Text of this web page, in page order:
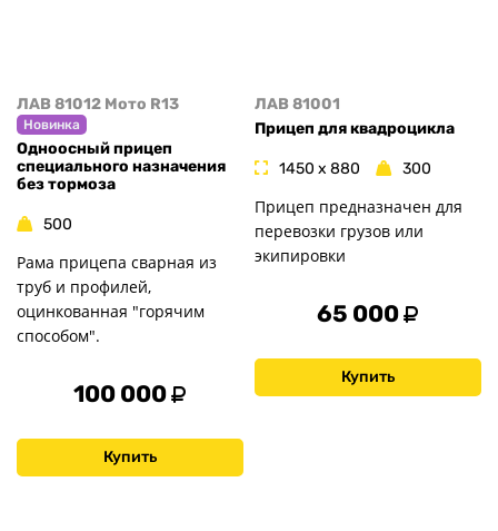
ЛАВ 81012 Мото R13
Новинка
Одноосный прицеп
специального назначения
без тормоза
500
Рама прицепа сварная из
труб и профилей,
оцинкованная "горячим
способом".
100 000
Купить
ЛАВ 81001
Прицеп для квадроцикла
1450 x 880 300
Прицеп предназначен для
перевозки грузов или
экипировки
65 000
Купить